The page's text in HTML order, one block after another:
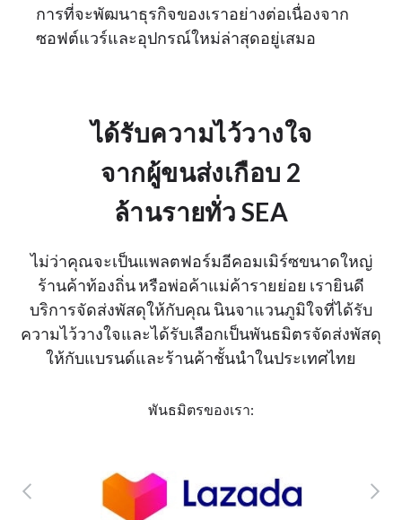
การที่จะพัฒนาธุรกิจของเราอย่างต่อเนื่องจาก
ซอฟต์แวร์และอุปกรณ์ใหม่ล่าสุดอยู่เสมอ
ได้รับความไว้วางใจ
จากผู้ขนส่งเกือบ 2
ล้านรายทั่ว SEA
ไม่ว่าคุณจะเป็นแพลตฟอร์มอีคอมเมิร์ซขนาดใหญ่
ร้านค้าท้องถิ่น หรือพ่อค้าแม่ค้ารายย่อย เรายินดี
บริการจัดส่งพัสดุให้กับคุณ นินจาแวนภูมิใจที่ได้รับ
ความไว้วางใจและได้รับเลือกเป็นพันธมิตรจัดส่งพัสดุ
ให้กับแบรนด์และร้านค้าชั้นนำในประเทศไทย
พันธมิตรของเรา: